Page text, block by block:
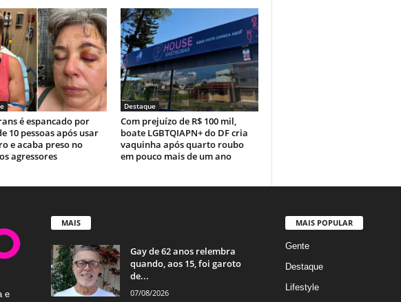
é espancado por
10 pessoas após usar
e acaba preso no
agressores
Destaque
Com prejuízo de R$ 100 mil,
boate LGBTQIAPN+ do DF cria
vaquinha após quarto roubo
em pouco mais de um ano
e
MAIS
Gay de 62 anos relembra
quando, aos 15, foi garoto
de...
07/08/2026
MAIS POPULAR
Gente
Destaque
Lifestyle